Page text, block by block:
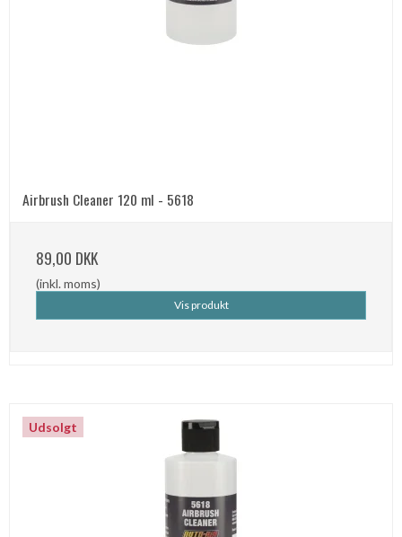
Airbrush Cleaner 120 ml - 5618
89,00 DKK
(inkl. moms)
Vis produkt
Udsolgt